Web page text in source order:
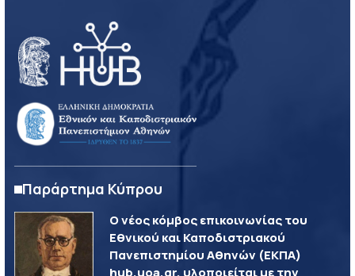
Παράρτημα Κύπρου
Ο νέος κόμβος επικοινωνίας του
Εθνικού και Καποδιστριακού
Πανεπιστημίου Αθηνών (ΕΚΠΑ)